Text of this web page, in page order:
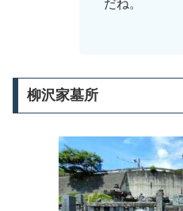
だね。
柳沢家墓所